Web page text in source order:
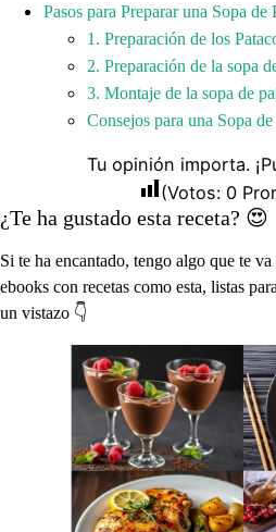
Pasos para Preparar una Sopa de
1. Preparación de los
2. Preparación de la sopa
3. Montaje de la sopa de
Consejos para una Sopa
Tu opinión importa.
(Votos: 0
¿Te ha gustado esta receta? 😍
Si te ha encantado, tengo algo que te
ebooks con recetas como esta, listas
un vistazo 👇